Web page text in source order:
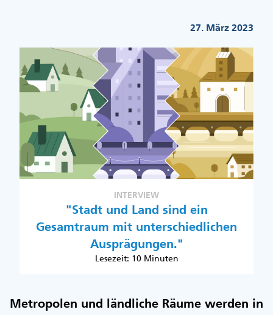
27. März 2023
INTERVIEW
"Stadt und Land sind ein
Gesamtraum mit unterschiedlichen
Ausprägungen."
Lesezeit: 10 Minuten
Metropolen und ländliche Räume werden in